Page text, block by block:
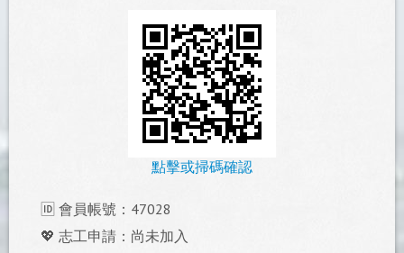
點擊或掃碼確認
🆔 會員帳號：47028
💖 志工申請：尚未加入